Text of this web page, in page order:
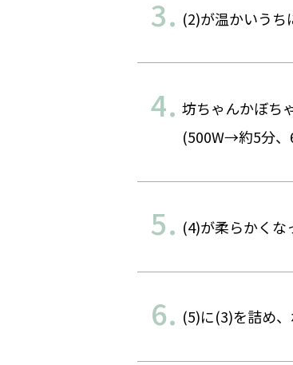
(2)が温かいうち
坊ちゃんかぼち
(500W→約5分
(4)が柔らかくな
(5)に(3)を詰め、